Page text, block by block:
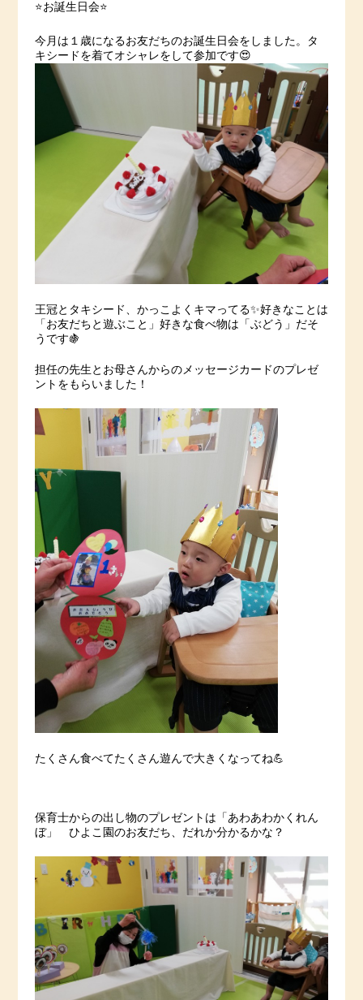
⭐️お誕生日会⭐️
今月は１歳になるお友だちのお誕生日会をしました。タ
キシードを着てオシャレをして参加です😍
王冠とタキシード、かっこよくキマってる✨好きなことは
「お友だちと遊ぶこと」好きな食べ物は「ぶどう」だそ
うです🍇
担任の先生とお母さんからのメッセージカードのプレゼ
ントをもらいました！
たくさん食べてたくさん遊んで大きくなってね💪
保育士からの出し物のプレゼントは「あわあわかくれん
ぼ」 ひよこ園のお友だち、だれか分かるかな？